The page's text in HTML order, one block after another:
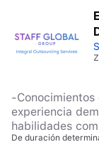
-
experiencia
habilidades
De duración